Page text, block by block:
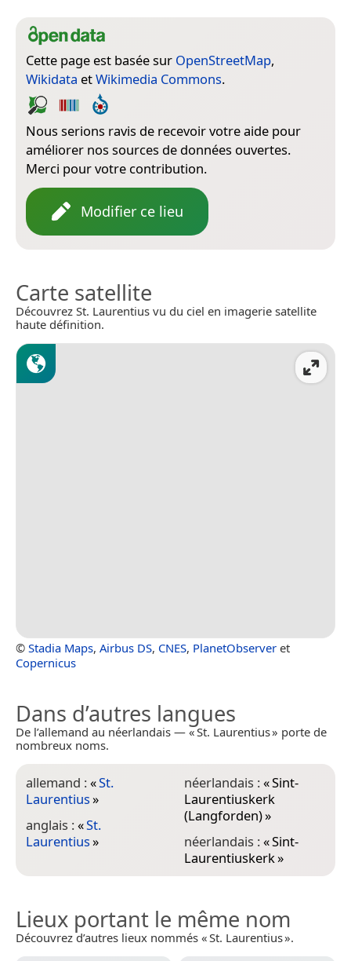
Cette page est basée sur OpenStreetMap,
Wikidata etWikimedia Commons.
Nous serions ravis de recevoir votre aide pour
améliorer nos sources de données ouvertes.
Merci pour votre contribution.
Modifier ce lieu
Carte satellite
Découvrez St. Laurentius vu du ciel en imagerie satellite
haute définition.
© Stadia Maps, Airbus DS, CNES, PlanetObserver et
Copernicus
Dans d’autres langues
De l’allemand au néerlandais — « St. Laurentius » porte de
nombreux noms.
allemand :«St.
Laurentius»
anglais :«St.
Laurentius»
néerlandais :«Sint-
Laurentiuskerk
(Langforden)»
néerlandais :«Sint-
Laurentiuskerk»
Lieux portant le même nom
Découvrez d’autres lieux nommés « St. Laurentius ».